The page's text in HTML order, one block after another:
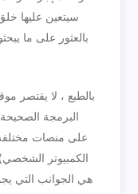
سيتعين عليها
بالعثور على ما
بالطبع ، لا يقتصر
البرمجة
على منصات مختلفة
الكمبيوتر
هي الجوانب التي